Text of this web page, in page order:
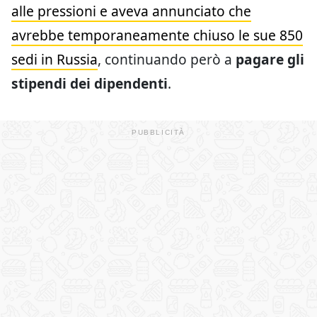
alle pressioni e aveva annunciato che
avrebbe temporaneamente chiuso le sue 850
sedi in Russia, continuando però a pagare gli
stipendi dei dipendenti.